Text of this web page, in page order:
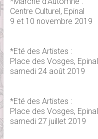
Centre Culturel, Epinal
9 et 10 novembre 2019
*Eté des Artistes :
Place des Vosges, Epinal
samedi 24 août 2019
*Eté des Artistes :
Place des Vosges, Epinal
samedi 27 juillet 2019